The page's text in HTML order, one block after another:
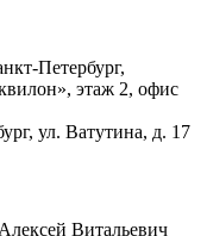
Петербург,
этаж 2, офис
ул. Ватутина, д. 17
Витальевич